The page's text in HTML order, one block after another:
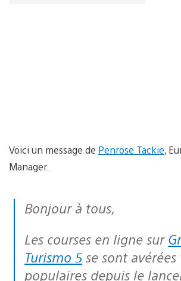
Voici un message de Penrose Tackie,
Manager.
Bonjour à tous,
Les courses en ligne sur
Turismo 5 se sont avérées
populaires depuis le